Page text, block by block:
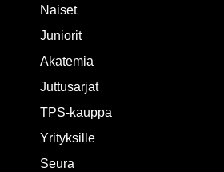
Naiset
Juniorit
Akatemia
Juttusarjat
TPS-kauppa
Yrityksille
Seura